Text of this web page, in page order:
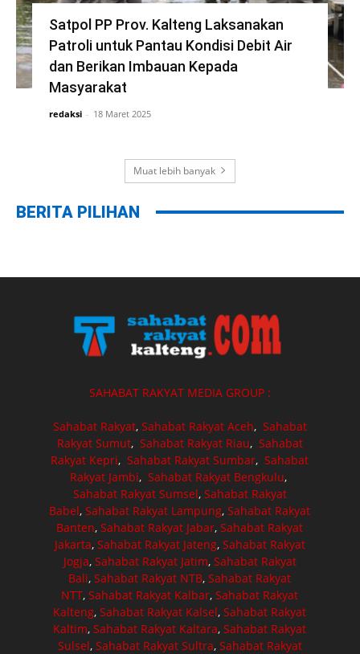
Satpol PP Prov. Kalteng Laksanakan
Patroli untuk Pantau Kondisi Debit Air
dan Berikan Imbauan Kepada
Masyarakat
redaksi - 18 Maret 2025
Muat lebih banyak
BERITA PILIHAN
SAHABAT RAKYAT MEDIA GROUP :
Sahabat Rakyat, Sahabat Rakyat Aceh, Sahabat
Rakyat Sumut, Sahabat Rakyat Riau, Sahabat
Rakyat Kepri,Sahabat Rakyat Sumbar,Sahabat
Rakyat Jambi, Sahabat Rakyat Bengkulu,
Sahabat Rakyat Sumsel, Sahabat Rakyat
Babel,Sahabat Rakyat Lampung,Sahabat Rakyat
Banten,Sahabat Rakyat Jabar,Sahabat Rakyat
Jakarta, Sahabat Rakyat Jateng, Sahabat Rakyat
Jogja, Sahabat Rakyat Jatim, Sahabat Rakyat
Bali,Sahabat Rakyat NTB,Sahabat Rakyat
NTT,Sahabat Rakyat Kalbar,Sahabat Rakyat
Kalteng,Sahabat Rakyat Kalsel,Sahabat Rakyat
Kaltim,Sahabat Rakyat Kaltara,Sahabat Rakyat
Sulsel, Sahabat Rakyat Sultra, Sahabat Rakyat